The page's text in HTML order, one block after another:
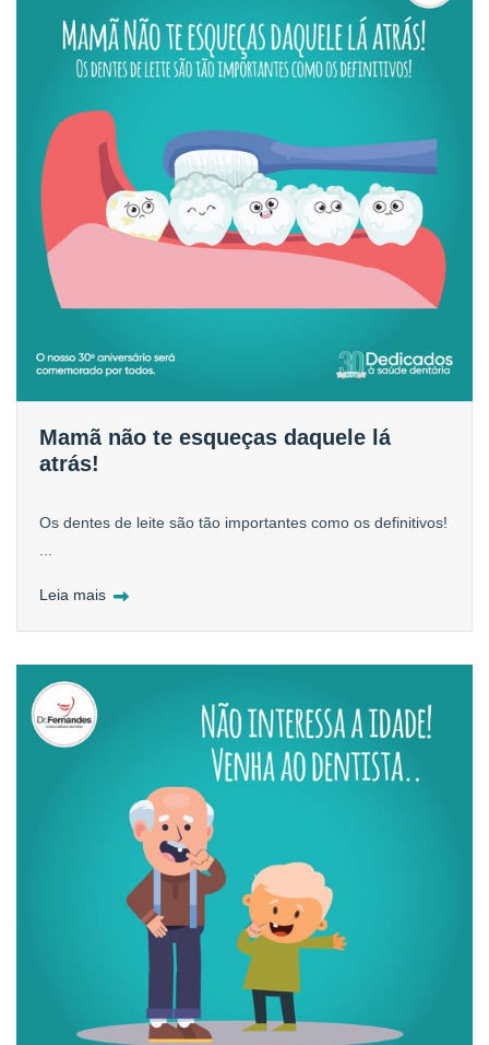
Mamã não te esqueças daquele lá
atrás!
Os dentes de leite são tão importantes como os definitivos!
Leia mais